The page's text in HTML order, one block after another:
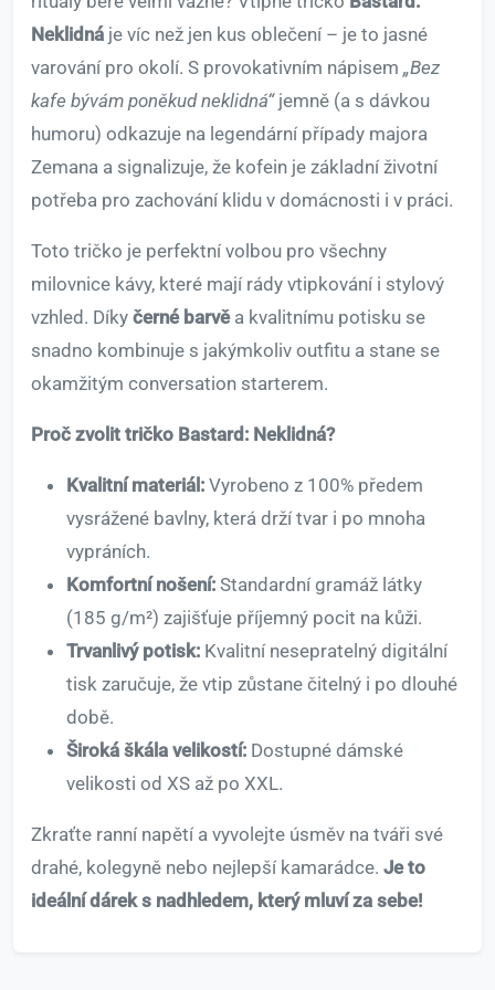
Neklidná je víc než jen kus oblečení – je to jasné
varování pro okolí. S provokativním nápisem „Bez
kafe bývám poněkud neklidná“jemně (a s dávkou
humoru) odkazuje na legendární případy majora
Zemana a signalizuje, že kofein je základní životní
potřeba pro zachování klidu v domácnosti i v práci.
Toto tričko je perfektní volbou pro všechny
milovnice kávy, které mají rády vtipkování i stylový
vzhled. Díky černé barvěa kvalitnímu potisku se
snadno kombinuje s jakýmkoliv outfitu a stane se
okamžitým conversation starterem.
Proč zvolit tričko Bastard: Neklidná?
Kvalitní materiál: Vyrobeno z 100% předem
vysrážené bavlny, která drží tvar i po mnoha
vypráních.
Komfortní nošení: Standardní gramáž látky
(185 g/m²) zajišťuje příjemný pocit na kůži.
Trvanlivý potisk: Kvalitní nesepratelný digitální
tisk zaručuje, že vtip zůstane čitelný i po dlouhé
době.
Široká škála velikostí: Dostupné dámské
velikosti od XS až po XXL.
Zkraťte ranní napětí a vyvolejte úsměv na tváři své
drahé, kolegyně nebo nejlepší kamarádce. Je to
ideální dárek s nadhledem, který mluví za sebe!